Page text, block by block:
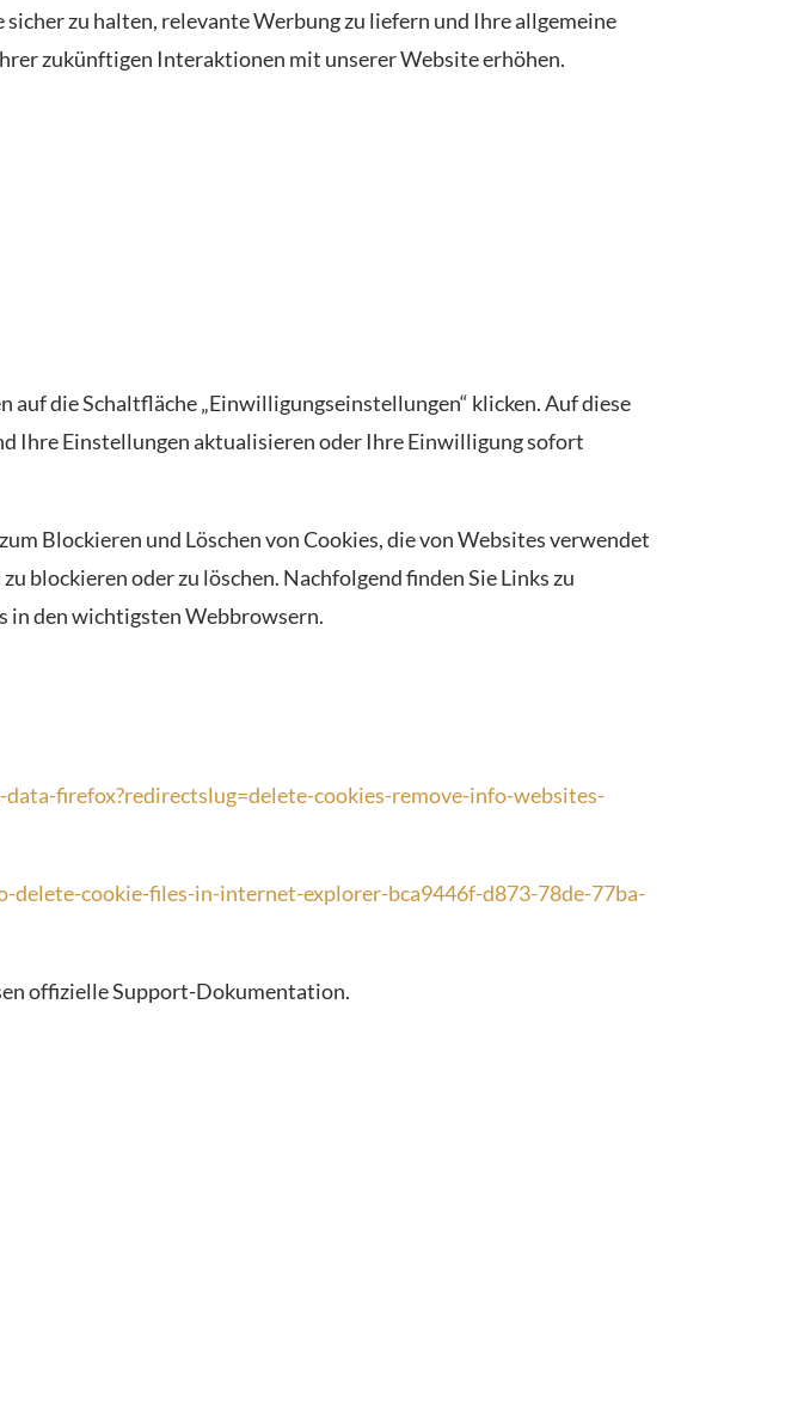
zu halten, relevante Werbung zu liefern und Ihre allgemeine
zukünftigen Interaktionen mit unserer Website erhöhen.
die Schaltfläche „Einwilligungseinstellungen“ klicken. Auf diese
Ihre Einstellungen aktualisieren oder Ihre Einwilligung sofort
Blockieren und Löschen von Cookies, die von Websites verwendet
blockieren oder zu löschen. Nachfolgend finden Sie Links zu
in den wichtigsten Webbrowsern.
firefox?redirectslug=delete-cookies-remove-info-websites-
cookie-files-in-internet-explorer-bca9446f-d873-78de-77ba-
offizielle Support-Dokumentation.